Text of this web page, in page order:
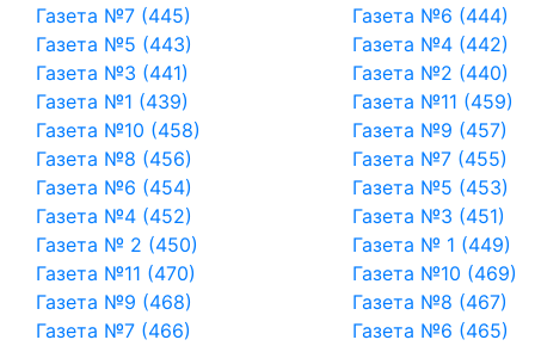
Газета №7 (445)
Газета №6 (444)
Газета №5 (443)
Газета №4 (442)
Газета №3 (441)
Газета №2 (440)
Газета №1 (439)
Газета №11 (459)
Газета №10 (458)
Газета №9 (457)
Газета №8 (456)
Газета №7 (455)
Газета №6 (454)
Газета №5 (453)
Газета №4 (452)
Газета №3 (451)
Газета № 2 (450)
Газета № 1 (449)
Газета №11 (470)
Газета №10 (469)
Газета №9 (468)
Газета №8 (467)
Газета №7 (466)
Газета №6 (465)